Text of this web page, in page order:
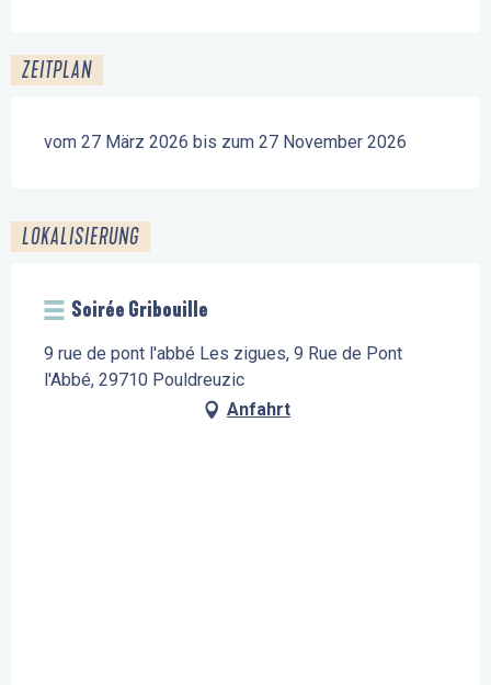
ZEITPLAN
vom 27 März 2026 bis zum 27 November 2026
LOKALISIERUNG
Soirée Gribouille
9 rue de pont l'abbé Les zigues, 9 Rue de Pont
l'Abbé, 29710 Pouldreuzic
Anfahrt